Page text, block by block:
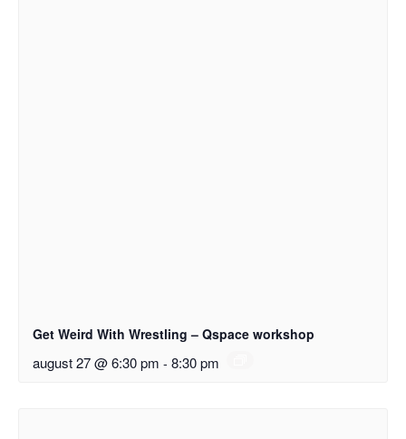
Get Weird With Wrestling – Qspace workshop
august 27 @ 6:30 pm - 8:30 pm